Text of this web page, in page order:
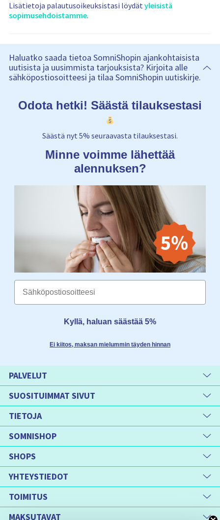
Lisätietoja palautusoikeuksistasi löydät yleisistä
sopimusehdoistamme.
Haluatko saada tietoa SomniShopin ajankohtaisista
uutisista ja uusimmista tarjouksista? Kirjoita alle
sähköpostiosoitteesi ja tilaa SomniShopin uutiskirje.
Odota hetki! Säästä tilauksestasi
Säästä nyt 5% seuraavasta tilauksestasi.
Minne voimme lähettää
alennuksen?
Email
Kyllä, haluan säästää 5%
Ei kiitos, maksan mielummin täyden hinnan
PALVELUT
SUOSITUIMMAT SIVUT
TIETOJA
SOMNISHOP
SHOPS
YHTEYSTIEDOT
TOIMITUS
MAKSUTAVAT